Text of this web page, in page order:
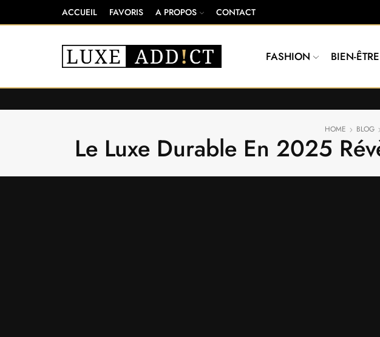
ACCUEIL FAVORIS A PROPOS CONTACT
FASHION BIEN-ÊTRE
HOME BLOG
Le Luxe Durable En 2025